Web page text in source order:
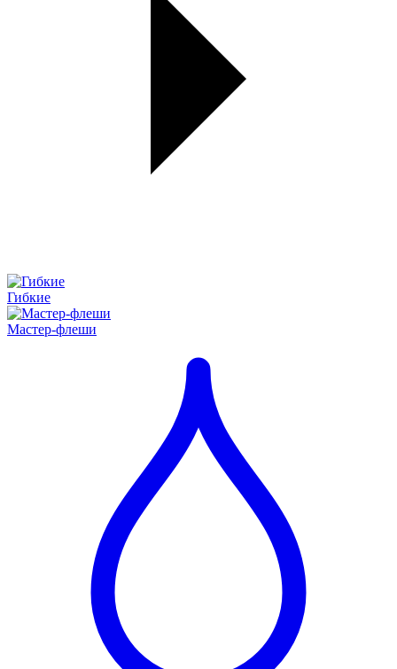
Гибкие
Мастер-флеши